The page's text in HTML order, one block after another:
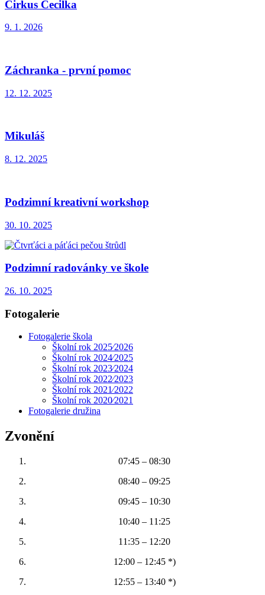
Cirkus Cecilka
9. 1. 2026
Záchranka - první pomoc
12. 12. 2025
Mikuláš
8. 12. 2025
Podzimní kreativní workshop
30. 10. 2025
Podzimní radovánky ve škole
26. 10. 2025
Fotogalerie
Fotogalerie škola
Školní rok 2025⁄2026
Školní rok 2024⁄2025
Školní rok 2023⁄2024
Školní rok 2022⁄2023
Školní rok 2021⁄2022
Školní rok 2020⁄2021
Fotogalerie družina
Zvonění
07:45 – 08:30
08:40 – 09:25
09:45 – 10:30
10:40 – 11:25
11:35 – 12:20
12:00 – 12:45 *)
12:55 – 13:40 *)